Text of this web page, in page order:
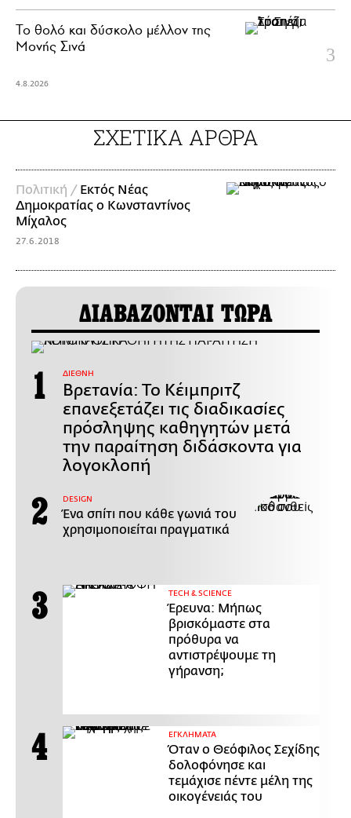
Το θολό και δύσκολο μέλλον της
Μονής Σινά
4.8.2026
ΣΧΕΤΙΚΑ ΑΡΘΡΑ
Πολιτική / Εκτός Νέας
Δημοκρατίας ο Κωνσταντίνος
Μίχαλος
27.6.2018
ΔΙΑΒΑΖΟΝΤΑΙ ΤΩΡΑ
ΔΙΕΘΝΗ
Βρετανία: Το Κέιμπριτζ
επανεξετάζει τις διαδικασίες
πρόσληψης καθηγητών μετά
την παραίτηση διδάσκοντα για
λογοκλοπή
DESIGN
Ένα σπίτι που κάθε γωνιά του
χρησιμοποιείται πραγματικά
ΤECH & SCIENCE
Έρευνα: Μήπως
βρισκόμαστε στα
πρόθυρα να
αντιστρέψουμε τη
γήρανση;
ΕΓΚΛΗΜΑΤΑ
Όταν ο Θεόφιλος Σεχίδης
δολοφόνησε και
τεμάχισε πέντε μέλη της
οικογένειάς του